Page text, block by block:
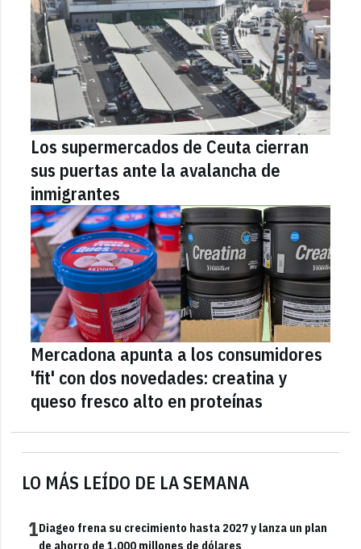
LO MÁS LEÍDO DE LA SEMANA
1Diageo frena su crecimiento hasta 2027 y lanza un plan
de ahorro de 1.000 millones de dólares
Los supermercados de Ceuta cierran
sus puertas ante la avalancha de
inmigrantes
Mercadona apunta a los consumidores
'fit' con dos novedades: creatina y
queso fresco alto en proteínas